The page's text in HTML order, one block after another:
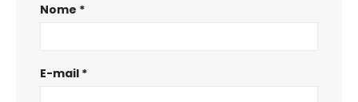
Nome *
E-mail *